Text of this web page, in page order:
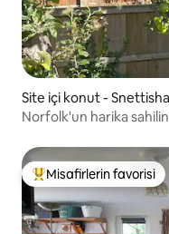
Site içi konut -
Norfolk'un harika
Misafirlerin
Misafirlerin favorisi